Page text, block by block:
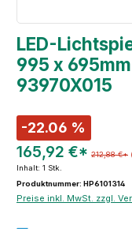
LED-
995 x
93970X015
-22.06 %
165,92 €* 212,88 €*
Inhalt: 1 Stk.
Produktnummer: HP6101314
Preise inkl. MwSt. zzgl.